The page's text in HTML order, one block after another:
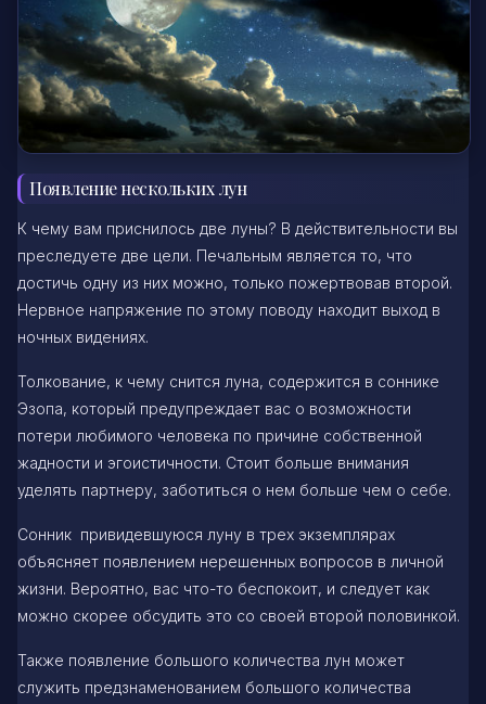
Появление нескольких лун
К чему вам приснилось две луны? В действительности вы
преследуете две цели. Печальным является то, что
достичь одну из них можно, только пожертвовав второй.
Нервное напряжение по этому поводу находит выход в
ночных видениях.
Толкование, к чему снится луна, содержится в соннике
Эзопа, который предупреждает вас о возможности
потери любимого человека по причине собственной
жадности и эгоистичности. Стоит больше внимания
уделять партнеру, заботиться о нем больше чем о себе.
Сонник привидевшуюся луну в трех экземплярах
объясняет появлением нерешенных вопросов в личной
жизни. Вероятно, вас что-то беспокоит, и следует как
можно скорее обсудить это со своей второй половинкой.
Также появление большого количества лун может
служить предзнаменованием большого количества